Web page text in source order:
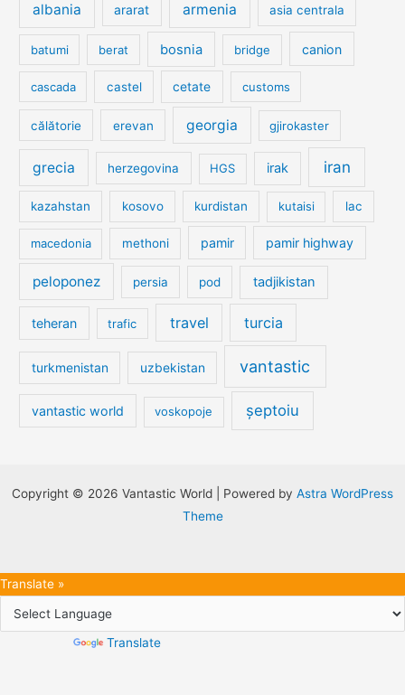
albania ararat armenia asia centrala
batumi berat bosnia bridge canion
cascada castel cetate customs
călătorie erevan georgia gjirokaster
grecia herzegovina HGS irak iran
kazahstan kosovo kurdistan kutaisi lac
macedonia methoni pamir pamir highway
peloponez persia pod tadjikistan
teheran trafic travel turcia
turkmenistan uzbekistan vantastic
vantastic world voskopoje șeptoiu
Copyright © 2026 Vantastic World | Powered by Astra WordPress
Theme
Translate »
Translate